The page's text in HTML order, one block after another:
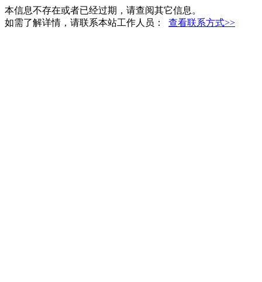
本信息不存在或者已经过期，请查阅其它信息。
如需了解详情，请联系本站工作人员： 查看联系方式>>